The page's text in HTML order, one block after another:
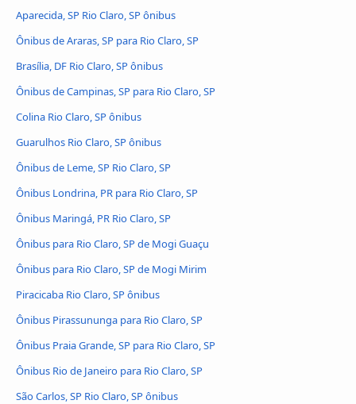
Aparecida, SP Rio Claro, SP ônibus
Ônibus de Araras, SP para Rio Claro, SP
Brasília, DF Rio Claro, SP ônibus
Ônibus de Campinas, SP para Rio Claro, SP
Colina Rio Claro, SP ônibus
Guarulhos Rio Claro, SP ônibus
Ônibus de Leme, SP Rio Claro, SP
Ônibus Londrina, PR para Rio Claro, SP
Ônibus Maringá, PR Rio Claro, SP
Ônibus para Rio Claro, SP de Mogi Guaçu
Ônibus para Rio Claro, SP de Mogi Mirim
Piracicaba Rio Claro, SP ônibus
Ônibus Pirassununga para Rio Claro, SP
Ônibus Praia Grande, SP para Rio Claro, SP
Ônibus Rio de Janeiro para Rio Claro, SP
São Carlos, SP Rio Claro, SP ônibus